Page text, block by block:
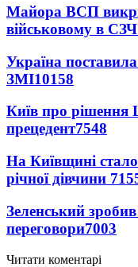
Майора ВСП
військовому в СЗЧ
Україна
ЗМІ10158
Київ про рішення
прецедент7548
На Київщині
річної дівчини
Зеленський
переговори7003
Читати коментарі